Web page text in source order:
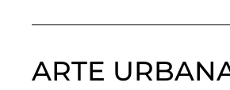
ARTE